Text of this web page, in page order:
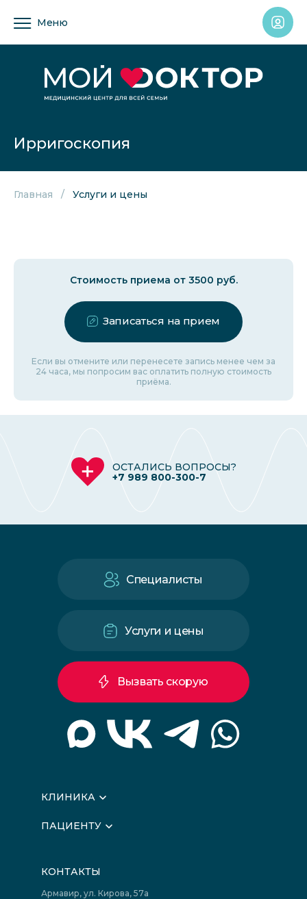
Меню
Ирригоскопия
Главная Услуги и цены
Стоимость приема от 3500 руб.
Записаться на прием
Если вы отмените или перенесете запись менее чем за
24 часа, мы попросим вас оплатить полную стоимость
приёма.
ОСТАЛИСЬ ВОПРОСЫ?
+7 989 800-300-7
КЛИНИКА
Вышестоящие организации
Лицензии
Фотогалерея
ПАЦИЕНТУ
Подготовка к сдаче анализов
Акции
Специалисты
Услуги и цены
Вызвать скорую
КОНТАКТЫ
Армавир, ул. Кирова, 57а